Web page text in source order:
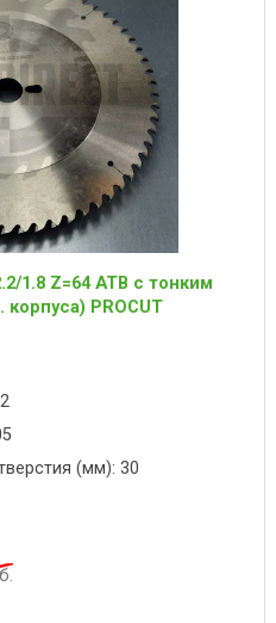
1.8 Z=64 ATB с тонким
PROCUT
(мм): 30